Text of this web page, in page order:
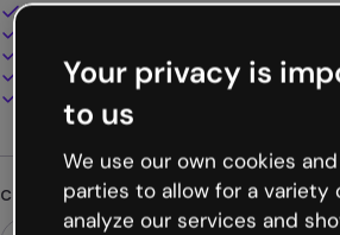
Design interattivo e animato
Presenta, condividi o pubblica online
Scarica in PDF, MP4 e altri formati
Cerchi qualcosa di diverso?
Your privacy is
to us
We use our own cookies
parties to allow for a variety
analyze our services and